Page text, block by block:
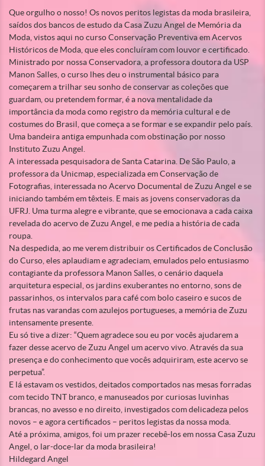
Que orgulho o nosso! Os novos peritos legistas da moda brasileira,
saídos dos bancos de estudo da Casa Zuzu Angel de Memória da
Moda, vistos aqui no curso Conservação Preventiva em Acervos
Históricos de Moda, que eles concluíram com louvor e certificado.
Ministrado por nossa Conservadora, a professora doutora da USP
Manon Salles, o curso lhes deu o instrumental básico para
começarem a trilhar seu sonho de conservar as coleções que
guardam, ou pretendem formar, é a nova mentalidade da
importância da moda como registro da memória cultural e de
costumes do Brasil, que começa a se formar e se expandir pelo país.
Uma bandeira antiga empunhada com obstinação por nosso
Instituto Zuzu Angel.
A interessada pesquisadora de Santa Catarina. De São Paulo, a
professora da Unicmap, especializada em Conservação de
Fotografias, interessada no Acervo Documental de Zuzu Angel e se
iniciando também em têxteis. E mais as jovens conservadoras da
UFRJ. Uma turma alegre e vibrante, que se emocionava a cada caixa
revelada do acervo de Zuzu Angel, e me pedia a história de cada
roupa.
Na despedida, ao me verem distribuir os Certificados de Conclusão
do Curso, eles aplaudiam e agradeciam, emulados pelo entusiasmo
contagiante da professora Manon Salles, o cenário daquela
arquitetura especial, os jardins exuberantes no entorno, sons de
passarinhos, os intervalos para café com bolo caseiro e sucos de
frutas nas varandas com azulejos portugueses, a memória de Zuzu
intensamente presente.
Eu só tive a dizer: “Quem agradece sou eu por vocês ajudarem a
fazer desse acervo de Zuzu Angel um acervo vivo. Através da sua
presença e do conhecimento que vocês adquiriram, este acervo se
perpetua”.
E lá estavam os vestidos, deitados comportados nas mesas forradas
com tecido TNT branco, e manuseados por curiosas luvinhas
brancas, no avesso e no direito, investigados com delicadeza pelos
novos – e agora certificados – peritos legistas da nossa moda.
Até a próxima, amigos, foi um prazer recebê-los em nossa Casa Zuzu
Angel, o lar-doce-lar da moda brasileira!
Hildegard Angel